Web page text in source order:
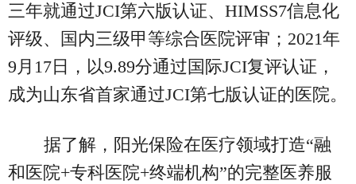
三年就通过JCI第六版认证、HIMSS7信息化
评级、国内三级甲等综合医院评审；2021年
9月17日，以9.89分通过国际JCI复评认证，
成为山东省首家通过JCI第七版认证的医院。
据了解，阳光保险在医疗领域打造“融
和医院+专科医院+终端机构”的完整医养服